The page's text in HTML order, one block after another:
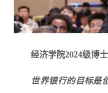
经济学院2024级博
世界银行的目标是